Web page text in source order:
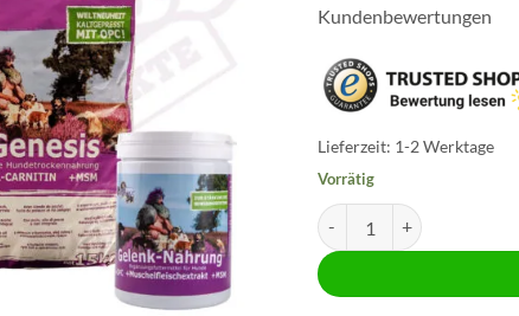
Kundenbewertungen
Lieferzeit: 1-2 Werktage
Vorrätig
1 x DOGenesis 15kg + 1 x